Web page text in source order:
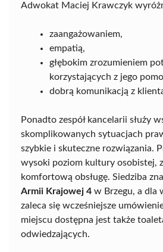
Adwokat Maciej Krawczyk
zaangażowaniem,
empatią,
głębokim zrozumieniem
korzystających z jego
dobrą komunikacją z
Ponadto zespół kancelarii służy
skomplikowanych sytuacjach
szybkie i skuteczne rozwiązania.
wysoki poziom kultury osobistej,
komfortową obsługę. Siedziba
Armii Krajowej 4 w Brzegu, a dla
zaleca się wcześniejsze
miejscu dostępna jest także
odwiedzających.